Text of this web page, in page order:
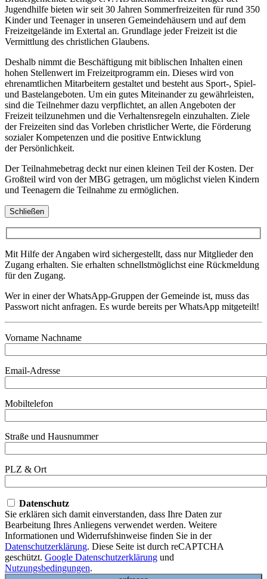
Jugendhilfe bieten wir seit 30 Jahren Sommerfreizeiten für rund 350
Kinder und Teenager in unseren Gemeindehäusern und auf dem
Freizeitgelände im Extertal an. Grundlage jeder Freizeit ist die
Vermittlung des christlichen Glaubens.
Deshalb nimmt die Beschäftigung mit biblischen Inhalten einen
hohen Stellenwert im Freizeitprogramm ein. Dieses wird von
ehrenamtlichen Mitarbeitern gestaltet und besteht aus Sport-, Spiel-
und Bastelangeboten. Um ein gutes Miteinander zu gewährleisten,
sind die Teilnehmer dazu verpflichtet, an allen Angeboten der
Freizeit teilzunehmen und die Verhaltensregeln einzuhalten. Ziele
der Freizeiten sind das Vorleben christlicher Werte, die Förderung
sozialer Kompetenzen und die positive Entwicklung
der Persönlichkeit.
Der Teilnahmebetrag deckt nur einen kleinen Teil der Kosten. Der
Großteil wird von der MBG getragen, um möglichst vielen Kindern
und Teenagern die Teilnahme zu ermöglichen.
Schließen
Mit Hilfe der Angaben wird sichergestellt, dass nur Mitglieder den
Zugang erhalten. Sie erhalten schnellstmöglichst eine Rückmeldung
für den Zugang.
Wer in einer der WhatsApp-Gruppen der Gemeinde ist, muss das
Passwort nicht anfragen. Es wurde bereits per WhatsApp mitgeteilt!
Vorname Nachname
Email-Adresse
Mobiltelefon
Straße und Hausnummer
PLZ & Ort
Datenschutz
Sie erklären sich damit einverstanden, dass Ihre Daten zur
Bearbeitung Ihres Anliegens verwendet werden. Weitere
Informationen und Widerrufshinweise finden Sie in der
Datenschutzerklärung. Diese Seite ist durch reCAPTCHA
geschützt. Google Datenschutzerklärung und
Nutzungsbedingungen.